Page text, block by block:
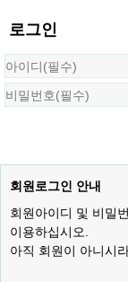
로그인
회원로그인 안내
회원아이디 및 비밀
이용하십시오.
아직 회원이 아니시